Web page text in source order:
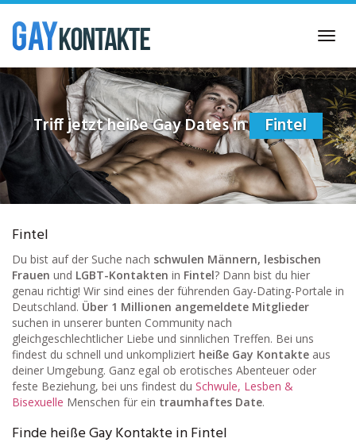
Skip
main
content
Triff jetzt heiße Gay Dates in Fintel
Fintel
Du bist auf der Suche nach schwulen Männern, lesbischen
Frauen und LGBT-Kontakten in Fintel? Dann bist du hier
genau richtig! Wir sind eines der führenden Gay-Dating-Portale in
Deutschland. Über 1 Millionen angemeldete Mitglieder
suchen in unserer bunten Community nach
gleichgeschlechtlicher Liebe und sinnlichen Treffen. Bei uns
findest du schnell und unkompliziert heiße Gay Kontakte aus
deiner Umgebung. Ganz egal ob erotisches Abenteuer oder
feste Beziehung, bei uns findest du Schwule, Lesben &
Bisexuelle Menschen für ein traumhaftes Date.
Finde heiße Gay Kontakte in Fintel